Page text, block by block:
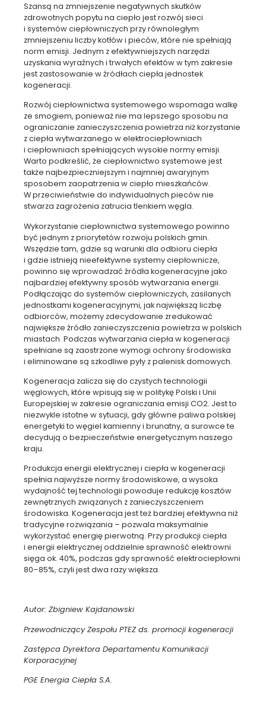
Szansą na zmniejszenie negatywnych skutków
zdrowotnych popytu na ciepło jest rozwój sieci
i systemów ciepłowniczych przy równoległym
zmniejszeniu liczby kotłów i pieców, które nie spełniają
norm emisji. Jednym z efektywniejszych narzędzi
uzyskania wyraźnych i trwałych efektów w tym zakresie
jest zastosowanie w źródłach ciepła jednostek
kogeneracji.
Rozwój ciepłownictwa systemowego wspomaga walkę
ze smogiem, ponieważ nie ma lepszego sposobu na
ograniczanie zanieczyszczenia powietrza niż korzystanie
z ciepła wytwarzanego w elektrociepłowniach
i ciepłowniach spełniających wysokie normy emisji.
Warto podkreślić, że ciepłownictwo systemowe jest
także najbezpieczniejszym i najmniej awaryjnym
sposobem zaopatrzenia w ciepło mieszkańców.
W przeciwieństwie do indywidualnych pieców nie
stwarza zagrożenia zatrucia tlenkiem węgla.
Wykorzystanie ciepłownictwa systemowego powinno
być jednym z priorytetów rozwoju polskich gmin.
Wszędzie tam, gdzie są warunki dla odbioru ciepła
i gdzie istnieją nieefektywne systemy ciepłownicze,
powinno się wprowadzać źródła kogeneracyjne jako
najbardziej efektywny sposób wytwarzania energii.
Podłączając do systemów ciepłowniczych, zasilanych
jednostkami kogeneracyjnymi, jak największą liczbę
odbiorców, możemy zdecydowanie zredukować
największe źródło zanieczyszczenia powietrza w polskich
miastach. Podczas wytwarzania ciepła w kogeneracji
spełniane są zaostrzone wymogi ochrony środowiska
i eliminowane są szkodliwe pyły z palenisk domowych.
Kogeneracja zalicza się do czystych technologii
węglowych, które wpisują się w politykę Polski i Unii
Europejskiej w zakresie ograniczania emisji CO2. Jest to
niezwykle istotne w sytuacji, gdy główne paliwa polskiej
energetyki to węgiel kamienny i brunatny, a surowce te
decydują o bezpieczeństwie energetycznym naszego
kraju.
Produkcja energii elektrycznej i ciepła w kogeneracji
spełnia najwyższe normy środowiskowe, a wysoka
wydajność tej technologii powoduje redukcję kosztów
zewnętrznych związanych z zanieczyszczeniem
środowiska. Kogeneracja jest też bardziej efektywna niż
tradycyjne rozwiązania – pozwala maksymalnie
wykorzystać energię pierwotną. Przy produkcji ciepła
i energii elektrycznej oddzielnie sprawność elektrowni
sięga ok. 40%, podczas gdy sprawność elektrociepłowni
80–85%, czyli jest dwa razy większa.
Autor: Zbigniew Kajdanowski
Przewodniczący Zespołu PTEZ ds. promocji kogeneracji
Zastępca Dyrektora Departamentu Komunikacji
Korporacyjnej
PGE Energia Ciepła S.A.